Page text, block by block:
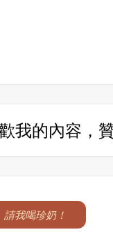
我的內容，
請我喝珍奶！